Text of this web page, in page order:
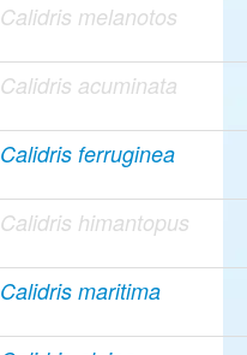
Calidris melanotos
Calidris acuminata
Calidris ferruginea
Calidris himantopus
Calidris maritima